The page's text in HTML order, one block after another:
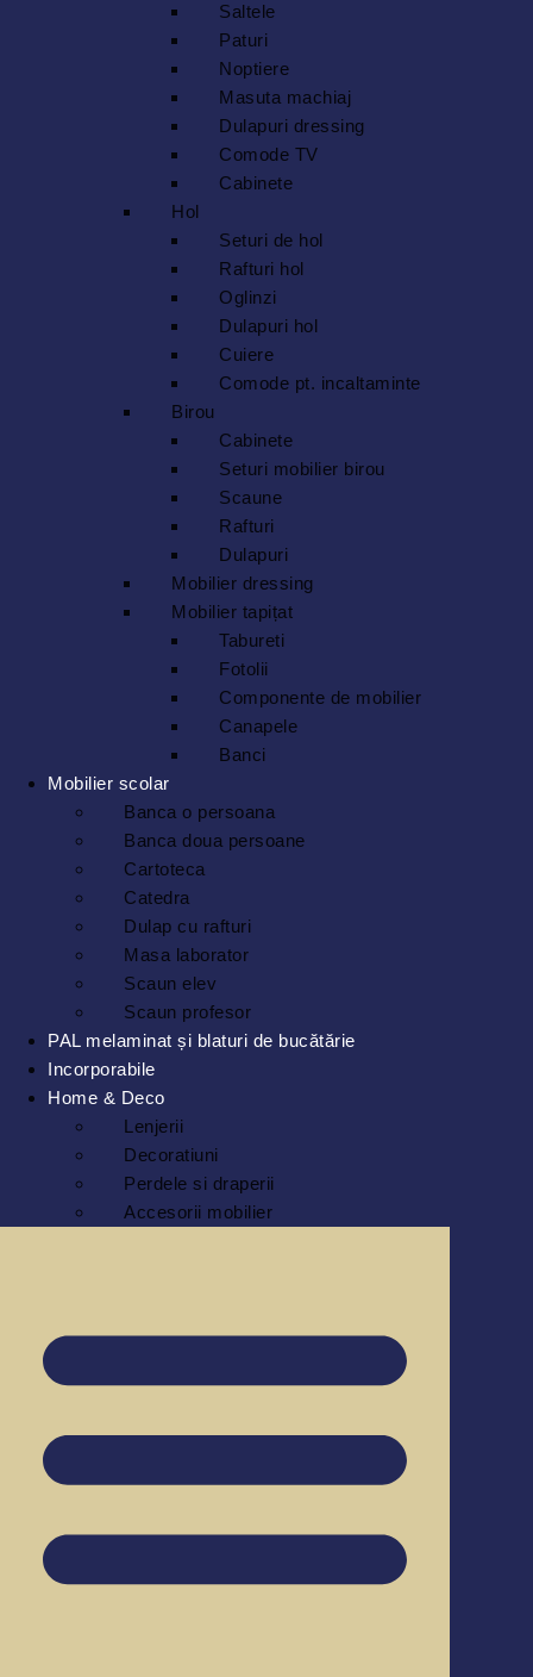
Saltele
Paturi
Noptiere
Masuta machiaj
Dulapuri dressing
Comode TV
Cabinete
Hol
Seturi de hol
Rafturi hol
Oglinzi
Dulapuri hol
Cuiere
Comode pt. incaltaminte
Birou
Cabinete
Seturi mobilier birou
Scaune
Rafturi
Dulapuri
Mobilier dressing
Mobilier tapițat
Tabureti
Fotolii
Componente de mobilier
Canapele
Banci
Mobilier scolar
Banca o persoana
Banca doua persoane
Cartoteca
Catedra
Dulap cu rafturi
Masa laborator
Scaun elev
Scaun profesor
PAL melaminat și blaturi de bucătărie
Incorporabile
Home & Deco
Lenjerii
Decoratiuni
Perdele si draperii
Accesorii mobilier